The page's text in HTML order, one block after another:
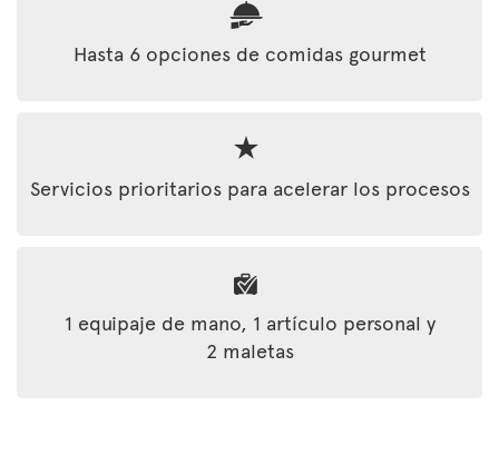
Hasta 6 opciones de comidas gourmet
Servicios prioritarios para acelerar los procesos
1 equipaje de mano, 1 artículo personal y
2 maletas